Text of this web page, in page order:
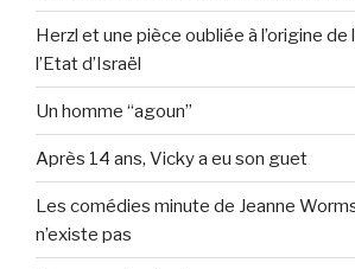
Herzl et une pièce oubliée à l’origine de
l’Etat d’Israël
Un homme “agoun”
Après 14 ans, Vicky a eu son guet
Les comédies minute de Jeanne
n’existe pas